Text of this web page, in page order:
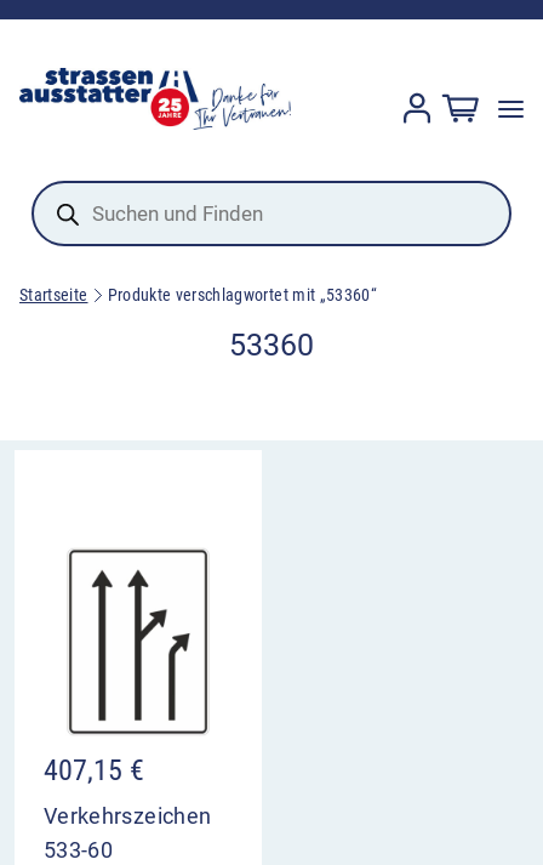
Products
search
Startseite Produkte verschlagwortet mit „53360“
53360
407,15 €
Verkehrszeichen
533-60